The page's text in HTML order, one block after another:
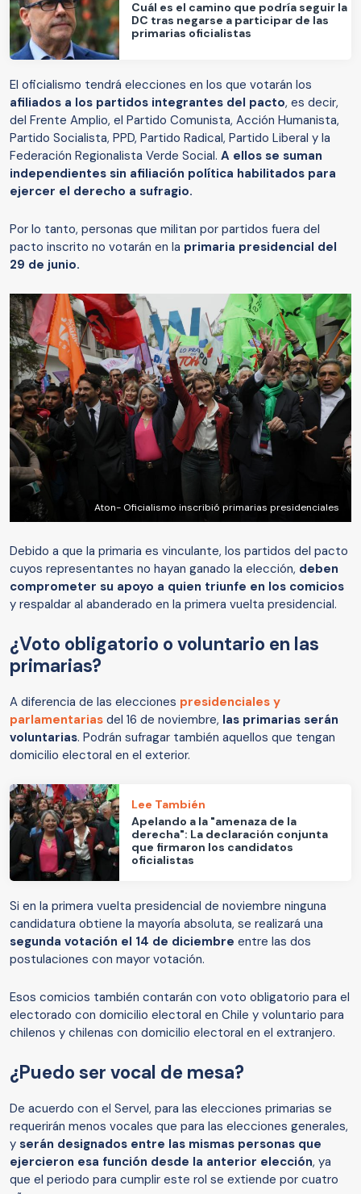
Cuál es el camino que podría seguir la
DC tras negarse a participar de las
primarias oficialistas
El oficialismo tendrá elecciones en los que votarán los
afiliados a los partidos integrantes del pacto, es decir,
del Frente Amplio, el Partido Comunista, Acción Humanista,
Partido Socialista, PPD, Partido Radical, Partido Liberal y la
Federación Regionalista Verde Social. A ellos se suman
independientes sin afiliación política habilitados para
ejercer el derecho a sufragio.
Por lo tanto, personas que militan por partidos fuera del
pacto inscrito no votarán en la primaria presidencial del
29 de junio.
Aton- Oficialismo inscribió primarias presidenciales
Debido a que la primaria es vinculante, los partidos del pacto
cuyos representantes no hayan ganado la elección, deben
comprometer su apoyo a quien triunfe en los comicios
y respaldar al abanderado en la primera vuelta presidencial.
¿Voto obligatorio o voluntario en las
primarias?
A diferencia de las elecciones presidenciales y
parlamentarias del 16 de noviembre, las primarias serán
voluntarias. Podrán sufragar también aquellos que tengan
domicilio electoral en el exterior.
Lee También
Apelando a la "amenaza de la
derecha": La declaración conjunta
que firmaron los candidatos
oficialistas
Si en la primera vuelta presidencial de noviembre ninguna
candidatura obtiene la mayoría absoluta, se realizará una
segunda votación el 14 de diciembre entre las dos
postulaciones con mayor votación.
Esos comicios también contarán con voto obligatorio para el
electorado con domicilio electoral en Chile y voluntario para
chilenos y chilenas con domicilio electoral en el extranjero.
¿Puedo ser vocal de mesa?
De acuerdo con el Servel, para las elecciones primarias se
requerirán menos vocales que para las elecciones generales,
y serán designados entre las mismas personas que
ejercieron esa función desde la anterior elección, ya
que el periodo para cumplir este rol se extiende por cuatro